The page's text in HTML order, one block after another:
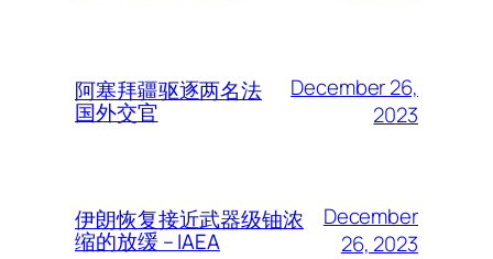
阿塞拜疆驱逐两名法
国外交官
December 26,
2023
伊朗恢复接近武器级铀浓
缩的放缓 – IAEA
December
26, 2023